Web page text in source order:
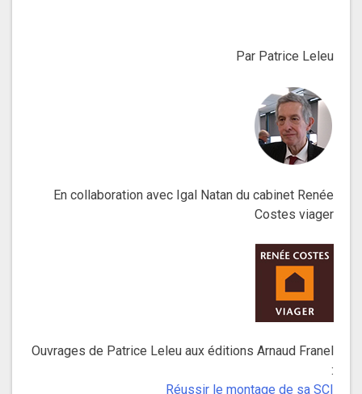
Par Patrice Leleu
En collaboration avec Igal Natan du cabinet Renée
Costes viager
Ouvrages de Patrice Leleu aux éditions Arnaud Franel
:
Réussir le montage de sa SCI